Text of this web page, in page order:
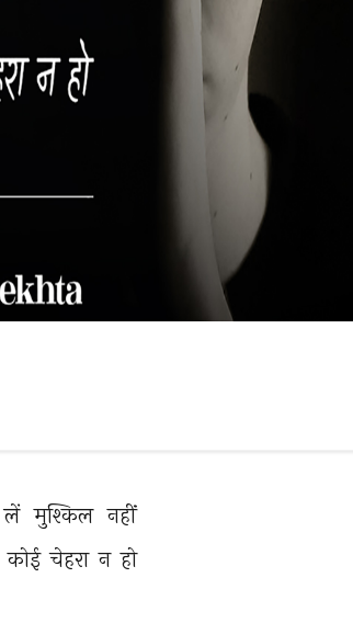
लें मुश्किल नहीं
कोई चेहरा न हो